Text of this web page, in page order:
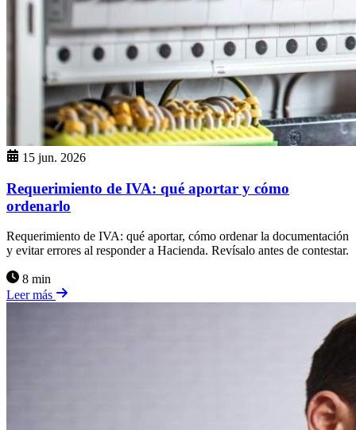
15 jun. 2026
Requerimiento de IVA: qué aportar y cómo
ordenarlo
Requerimiento de IVA: qué aportar, cómo ordenar la documentación
y evitar errores al responder a Hacienda. Revísalo antes de contestar.
8 min
Leer más